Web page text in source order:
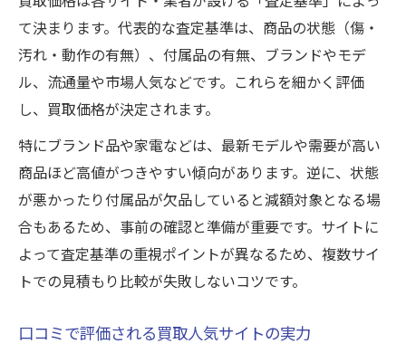
て決まります。代表的な査定基準は、商品の状態（傷・
汚れ・動作の有無）、付属品の有無、ブランドやモデ
ル、流通量や市場人気などです。これらを細かく評価
し、買取価格が決定されます。
特にブランド品や家電などは、最新モデルや需要が高い
商品ほど高値がつきやすい傾向があります。逆に、状態
が悪かったり付属品が欠品していると減額対象となる場
合もあるため、事前の確認と準備が重要です。サイトに
よって査定基準の重視ポイントが異なるため、複数サイ
トでの見積もり比較が失敗しないコツです。
口コミで評価される買取人気サイトの実力